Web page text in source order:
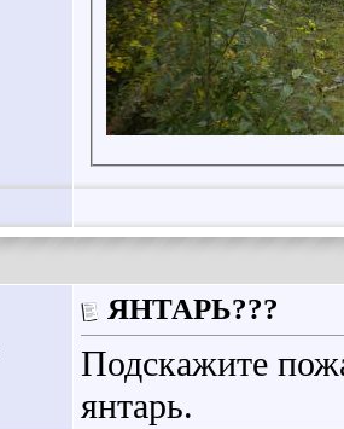
ЯНТАРЬ???
Подскажите
янтарь.